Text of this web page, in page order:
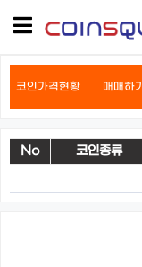
코인가격현황 매매하기
No 코인종류